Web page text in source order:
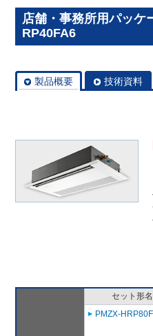
店舗・事務所用パッケ
RP40FA6
製品概要 技術資料
セット形名
PMZX-